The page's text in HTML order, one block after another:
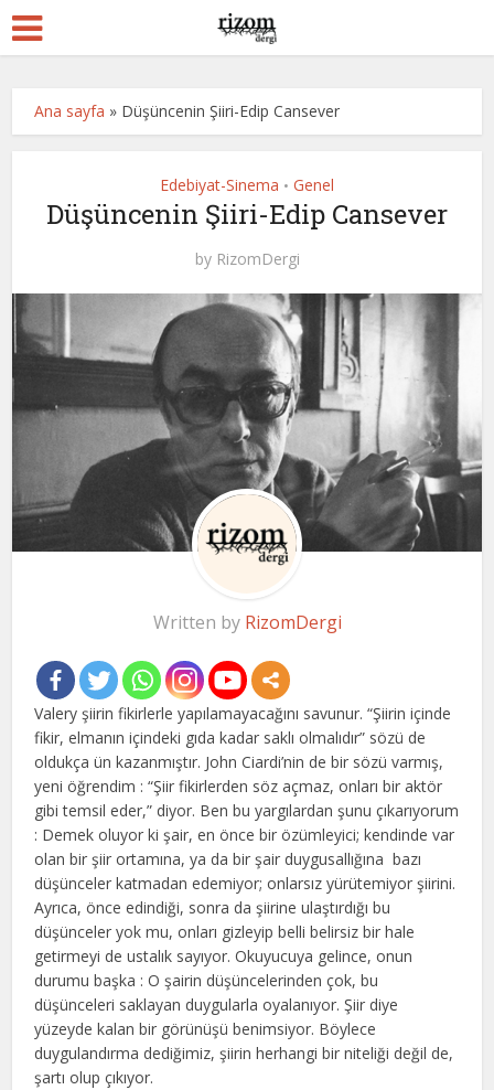
Ana sayfa » Düşüncenin Şiiri-Edip Cansever
Edebiyat-Sinema • Genel
Düşüncenin Şiiri-Edip Cansever
by RizomDergi
Written by RizomDergi
Valery şiirin fikirlerle yapılamayacağını savunur. “Şiirin içinde
fikir, elmanın içindeki gıda kadar saklı olmalıdır” sözü de
oldukça ün kazanmıştır. John Ciardi’nin de bir sözü varmış,
yeni öğrendim : “Şiir fikirlerden söz açmaz, onları bir aktör
gibi temsil eder,” diyor. Ben bu yargılardan şunu çıkarıyorum
: Demek oluyor ki şair, en önce bir özümleyici; kendinde var
olan bir şiir ortamına, ya da bir şair duygusallığına bazı
düşünceler katmadan edemiyor; onlarsız yürütemiyor şiirini.
Ayrıca, önce edindiği, sonra da şiirine ulaştırdığı bu
düşünceler yok mu, onları gizleyip belli belirsiz bir hale
getirmeyi de ustalık sayıyor. Okuyucuya gelince, onun
durumu başka : O şairin düşüncelerinden çok, bu
düşünceleri saklayan duygularla oyalanıyor. Şiir diye
yüzeyde kalan bir görünüşü benimsiyor. Böylece
duygulandırma dediğimiz, şiirin herhangi bir niteliği değil de,
şartı olup çıkıyor.